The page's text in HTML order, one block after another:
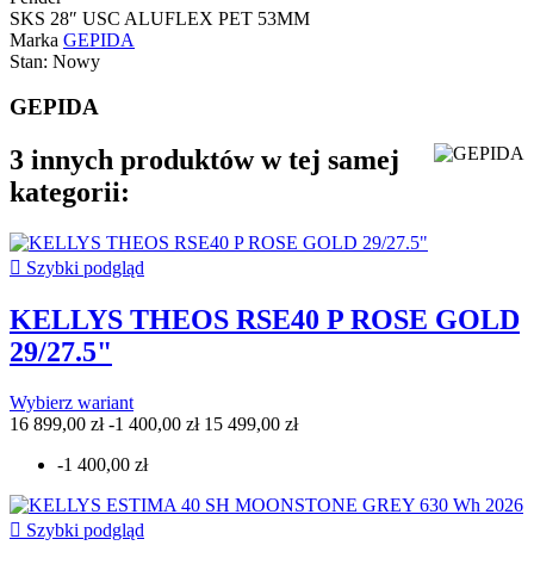
SKS 28″ USC ALUFLEX PET 53MM
Marka GEPIDA
Stan: Nowy
GEPIDA
3 innych produktów w tej samej
kategorii:
 Szybki podgląd
KELLYS THEOS RSE40 P ROSE GOLD
29/27.5"
Wybierz wariant
16 899,00 zł -1 400,00 zł 15 499,00 zł
-1 400,00 zł
 Szybki podgląd